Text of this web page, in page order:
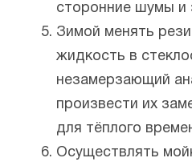
сторонние шумы и
Зимой менять
жидкость в
незамерзающий
произвести их
для тёплого
Осуществлять